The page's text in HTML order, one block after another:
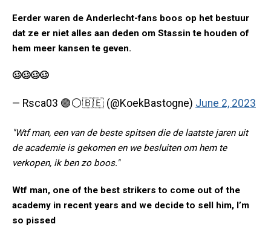
Eerder waren de Anderlecht-fans boos op het bestuur
dat ze er niet alles aan deden om Stassin te houden of
hem meer kansen te geven.
🥴🥴🥴🥴
— Rsca03 🟣⚪🇧🇪 (@KoekBastogne) June 2, 2023
"Wtf man, een van de beste spitsen die de laatste jaren uit
de academie is gekomen en we besluiten om hem te
verkopen, ik ben zo boos."
Wtf man, one of the best strikers to come out of the
academy in recent years and we decide to sell him, I’m
so pissed